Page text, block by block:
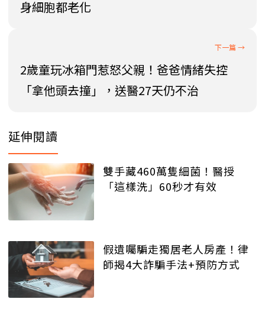
身細胞都老化
2歲童玩冰箱門惹怒父親！爸爸情緒失控
「拿他頭去撞」，送醫27天仍不治
延伸閱讀
雙手藏460萬隻細菌！醫授
「這樣洗」60秒才有效
假遺囑騙走獨居老人房產！律
師揭4大詐騙手法+預防方式